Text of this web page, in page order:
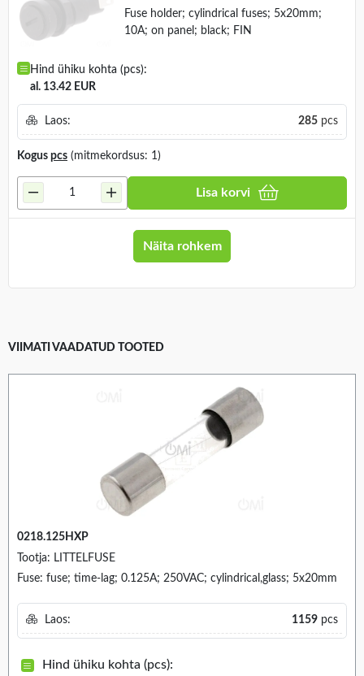
Fuse holder; cylindrical fuses; 5x20mm;
10A; on panel; black; FIN
Hind ühiku kohta (pcs):
al. 13.42 EUR
Laos: 285 pcs
Kogus pcs (mitmekordsus: 1)
Lisa korvi
Näita rohkem
VIIMATI VAADATUD TOOTED
0218.125HXP
Tootja: LITTELFUSE
Fuse: fuse; time-lag; 0.125A; 250VAC; cylindrical,glass; 5x20mm
Laos: 1159 pcs
Hind ühiku kohta (pcs):